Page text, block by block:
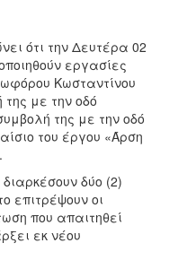
ότι την Δευτέρα 02
εργασίες
Κωσταντίνου
με την οδό
της με την οδό
του έργου «Άρση
δύο (2)
επιτρέψουν οι
που απαιτηθεί
εκ νέου